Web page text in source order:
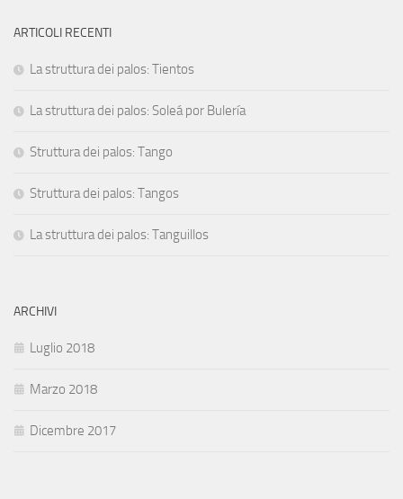
ARTICOLI RECENTI
La struttura dei palos: Tientos
La struttura dei palos: Soleá por Bulería
Struttura dei palos: Tango
Struttura dei palos: Tangos
La struttura dei palos: Tanguillos
ARCHIVI
Luglio 2018
Marzo 2018
Dicembre 2017